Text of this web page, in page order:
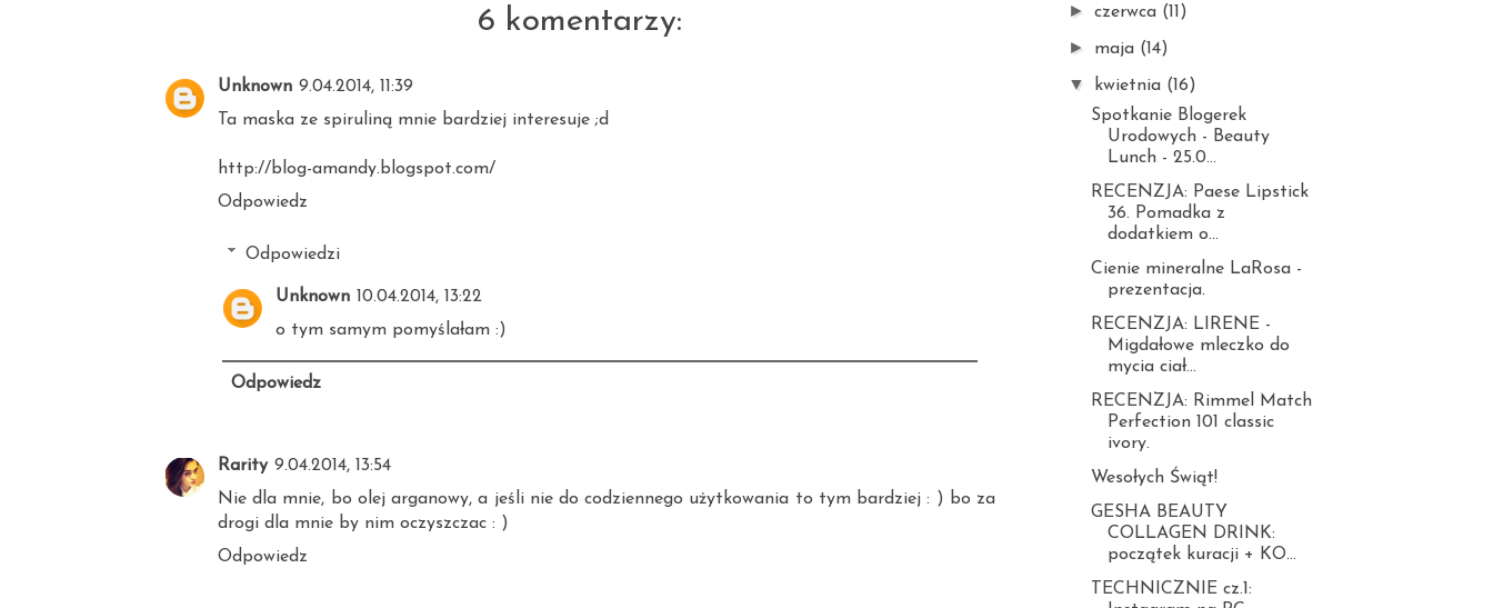
6 komentarzy:
Unknown 9.04.2014, 11:39
Ta maska ze spiruliną mnie bardziej interesuje ;d
http://blog-amandy.blogspot.com/
Odpowiedz
Odpowiedzi
Unknown 10.04.2014, 13:22
o tym samym pomyślałam :)
Odpowiedz
Rarity 9.04.2014, 13:54
Nie dla mnie, bo olej arganowy, a jeśli nie do codziennego użytkowania to tym bardziej : ) bo za
drogi dla mnie by nim oczyszczac : )
Odpowiedz
►czerwca (11)
► maja (14)
▼ kwietnia (16)
Spotkanie Blogerek
Urodowych - Beauty
Lunch - 25.0...
RECENZJA: Paese Lipstick
36. Pomadka z
dodatkiem o...
Cienie mineralne LaRosa -
prezentacja.
RECENZJA: LIRENE -
Migdałowe mleczko do
mycia ciał...
RECENZJA: Rimmel Match
Perfection 101 classic
ivory.
Wesołych Świąt!
GESHA BEAUTY
COLLAGEN DRINK:
początek kuracji + KO...
TECHNICZNIE cz.1: